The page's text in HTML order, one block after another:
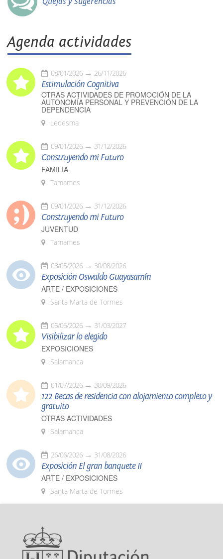
Agenda actividades
08/01/2026 26/11/2026
Estimulación Cognitiva
OTRAS ACTIVIDADES DE PROMOCIÓN DE LA
AUTONOMÍA PERSONAL Y PREVENCIÓN DE LA
DEPENDENCIA
Ledesma
09/01/2026 31/12/2026
Construyendo mi Futuro
FAMILIA
Tamames
09/01/2026 31/12/2026
Construyendo mi Futuro
JUVENTUD
Tamames
08/05/2026 30/08/2026
Exposición Oswaldo Guayasamín
ARTE / EXPOSICIONES
Santa Marta de Tormes
05/06/2026 31/03/2027
Visibilizar lo elegido
EXPOSICIONES
Salamanca
01/07/2026 30/09/2026
122 Becas de residencia con alojamiento completo y
gratuito
OTRAS ACTIVIDADES
Salamanca
26/06/2026 31/08/2026
Exposición El gran banquete II
ARTE / EXPOSICIONES
Santa Marta de Tormes